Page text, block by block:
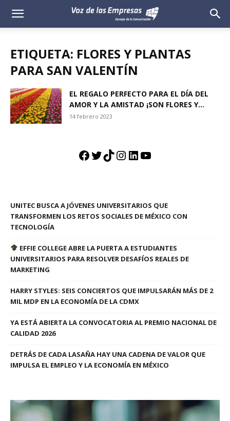
Voz
Empresas
ETIQUETA: FLORES Y PLANTAS
PARA SAN VALENTÍN
EL REGALO PERFECTO PARA EL DÍA DEL
AMOR Y LA AMISTAD ¡SON FLORES Y...
14 febrero 2023
Facebook
Twitter
TikTok
Instagram
LinkedIn
YouTube
UNITEC BUSCA A JÓVENES UNIVERSITARIOS QUE
TRANSFORMEN LOS RETOS SOCIALES DE MÉXICO CON
TECNOLOGÍA
EFFIE COLLEGE ABRE LA PUERTA A ESTUDIANTES
UNIVERSITARIOS PARA RESOLVER DESAFÍOS REALES DE
MARKETING
HARRY STYLES: SEIS CONCIERTOS QUE IMPULSARÁN MÁS DE 2
MIL MDP EN LA ECONOMÍA DE LA CDMX
YA ESTÁ ABIERTA LA CONVOCATORIA AL PREMIO NACIONAL DE
CALIDAD 2026
DETRÁS DE CADA LASAÑA HAY UNA CADENA DE VALOR QUE
IMPULSA EL EMPLEO Y LA ECONOMÍA EN MÉXICO